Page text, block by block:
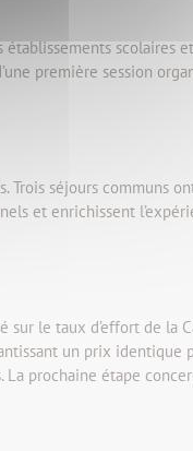
scolaires
première session
Trois séjours communs
et enrichissent
sur le taux d’effort de la
un prix identique
prochaine étape